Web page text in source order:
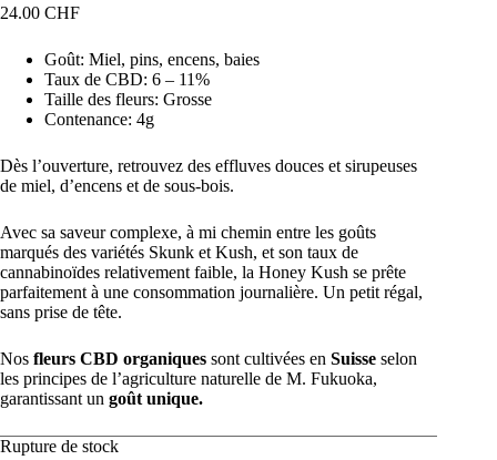
24.00 CHF
Goût: Miel, pins, encens, baies
Taux de CBD: 6 – 11%
Taille des fleurs: Grosse
Contenance: 4g
Dès l’ouverture, retrouvez des effluves douces et sirupeuses
de miel, d’encens et de sous-bois.
Avec sa saveur complexe, à mi chemin entre les goûts
marqués des variétés Skunk et Kush, et son taux de
cannabinoïdes relativement faible, la Honey Kush se prête
parfaitement à une consommation journalière. Un petit régal,
sans prise de tête.
Nos fleurs CBD organiques sont cultivées en Suisse selon
les principes de l’agriculture naturelle de M. Fukuoka,
garantissant un goût unique.
Rupture de stock